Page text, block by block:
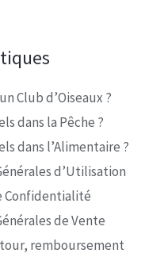
Club d’Oiseaux ?
dans la Pêche ?
dans l’Alimentaire ?
d’Utilisation
Confidentialité
de Vente
remboursement